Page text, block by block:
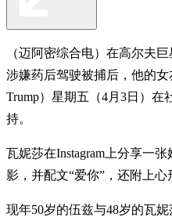
（迈阿密综合电）在高尔夫巨
涉嫌药后驾驶被捕后，他的女
Trump）星期五（4月3日）
持。
瓦妮莎在Instagram上分享一
影，并配文“爱你”，还附上心
现年50岁的伍兹与48岁的瓦